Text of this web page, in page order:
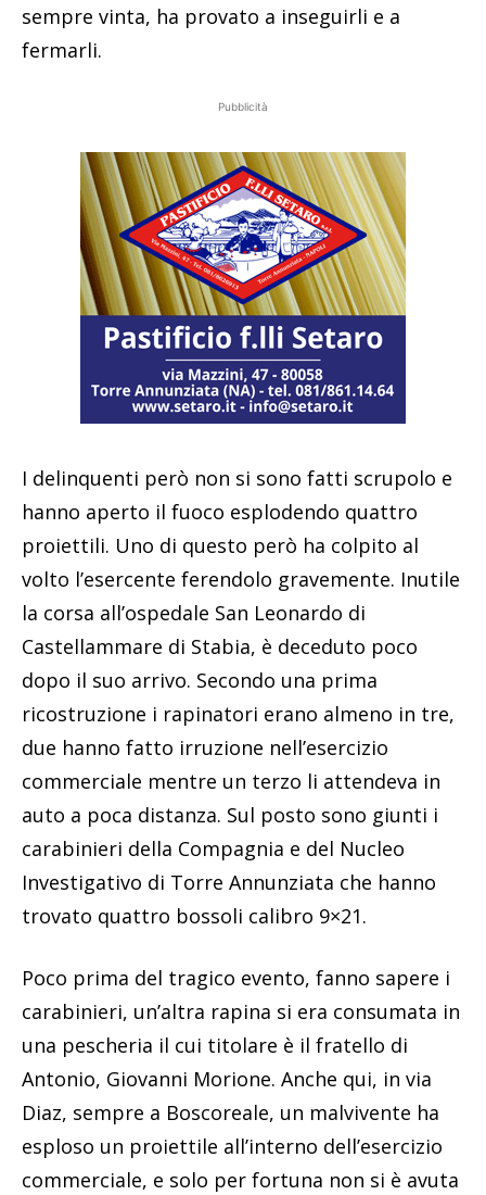
sempre vinta, ha provato a inseguirli e a
fermarli.
Pubblicità
I delinquenti però non si sono fatti scrupolo e
hanno aperto il fuoco esplodendo quattro
proiettili. Uno di questo però ha colpito al
volto l’esercente ferendolo gravemente. Inutile
la corsa all’ospedale San Leonardo di
Castellammare di Stabia, è deceduto poco
dopo il suo arrivo. Secondo una prima
ricostruzione i rapinatori erano almeno in tre,
due hanno fatto irruzione nell’esercizio
commerciale mentre un terzo li attendeva in
auto a poca distanza. Sul posto sono giunti i
carabinieri della Compagnia e del Nucleo
Investigativo di Torre Annunziata che hanno
trovato quattro bossoli calibro 9×21.
Poco prima del tragico evento, fanno sapere i
carabinieri, un’altra rapina si era consumata in
una pescheria il cui titolare è il fratello di
Antonio, Giovanni Morione. Anche qui, in via
Diaz, sempre a Boscoreale, un malvivente ha
esploso un proiettile all’interno dell’esercizio
commerciale, e solo per fortuna non si è avuta